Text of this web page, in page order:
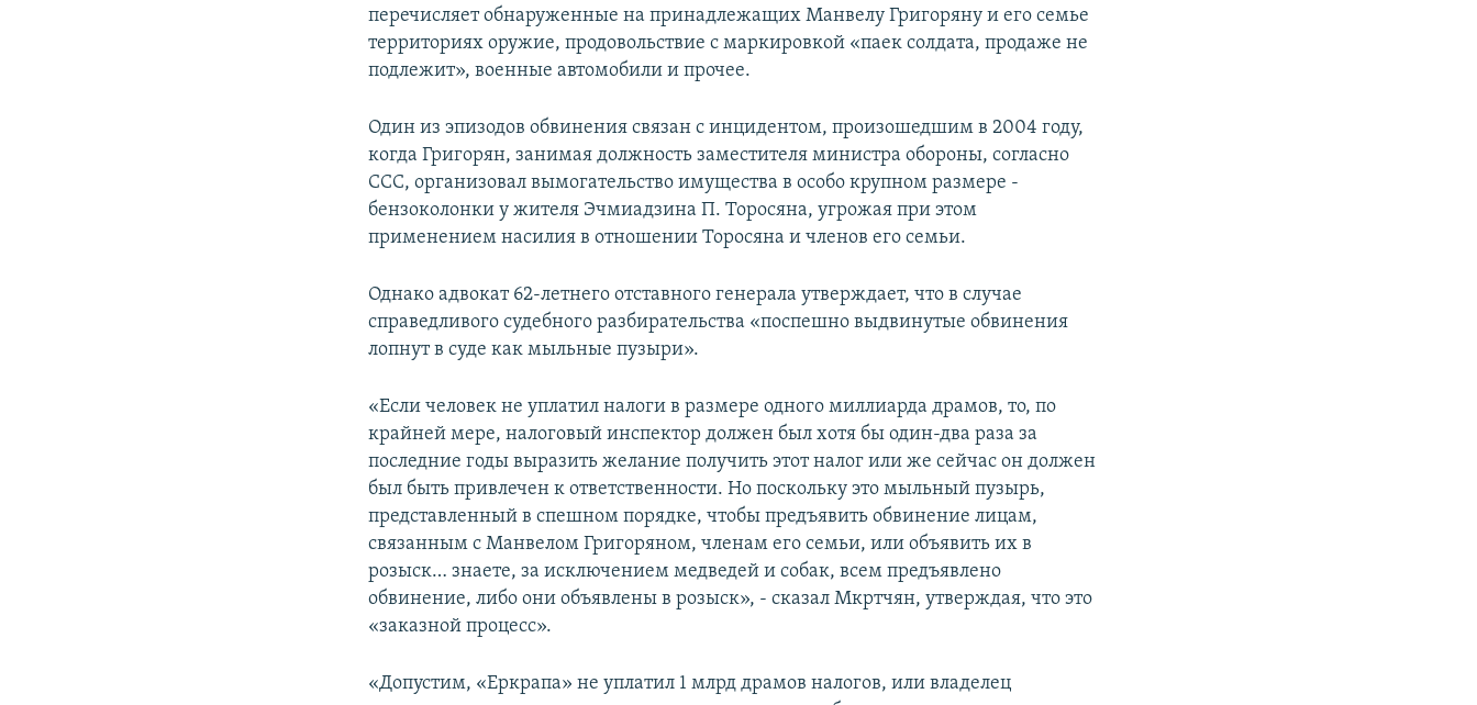
перечисляет обнаруженные на принадлежащих Манвелу Григоряну и его семье
территориях оружие, продовольствие с маркировкой «паек солдата, продаже не
подлежит», военные автомобили и прочее.
Один из эпизодов обвинения связан с инцидентом, произошедшим в 2004 году,
когда Григорян, занимая должность заместителя министра обороны, согласно
ССС, организовал вымогательство имущества в особо крупном размере -
бензоколонки у жителя Эчмиадзина П. Торосяна, угрожая при этом
применением насилия в отношении Торосяна и членов его семьи.
Однако адвокат 62-летнего отставного генерала утверждает, что в случае
справедливого судебного разбирательства «поспешно выдвинутые обвинения
лопнут в суде как мыльные пузыри».
«Если человек не уплатил налоги в размере одного миллиарда драмов, то, по
крайней мере, налоговый инспектор должен был хотя бы один-два раза за
последние годы выразить желание получить этот налог или же сейчас он должен
был быть привлечен к ответственности. Но поскольку это мыльный пузырь,
представленный в спешном порядке, чтобы предъявить обвинение лицам,
связанным с Манвелом Григоряном, членам его семьи, или объявить их в
розыск… знаете, за исключением медведей и собак, всем предъявлено
обвинение, либо они объявлены в розыск», - сказал Мкртчян, утверждая, что это
«заказной процесс».
«Допустим, «Еркрапа» не уплатил 1 млрд драмов налогов, или владелец